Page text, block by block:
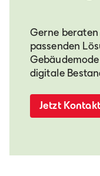
Gerne
passenden
digitale
Jetzt